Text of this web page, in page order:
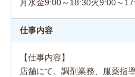
月水金9:00～18:30火9:00～
仕事内容
【仕事内容】
店舗にて、調剤業務、服薬指